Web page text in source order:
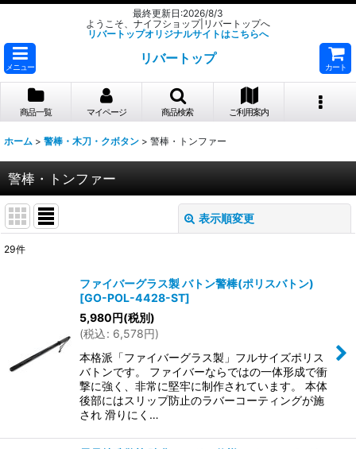
最終更新日:2026/8/3
ようこそ、ナイフショップ|リバートップへ
リバートップオリジナルサイトはこちらへ
メニュー
リバートップ
カート
商品一覧 マイページ 商品検索 ご利用案内
ホーム > 警棒・木刀・クボタン > 警棒・トンファー
警棒・トンファー
表示順変更
絞り込む
29件
ファイバーグラス製 バトン警棒(ポリスバトン)
[GO-POL-4428-ST]
5,980円(税別)
(税込: 6,578円)
本格派「ファイバーグラス製」フルサイズポリス
バトンです。 ファイバーならではの一体形成で衝
撃に強く、非常に堅牢に制作されています。 本体
後部にはスリップ防止のラバーコーティングが施
され 滑りにく…